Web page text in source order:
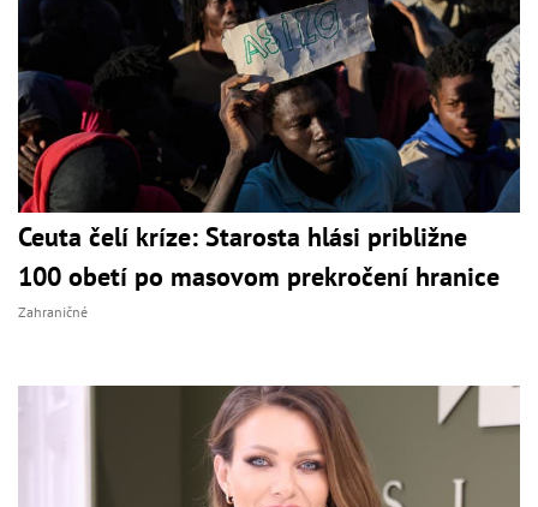
Ceuta čelí kríze: Starosta hlási približne
100 obetí po masovom prekročení hranice
Zahraničné